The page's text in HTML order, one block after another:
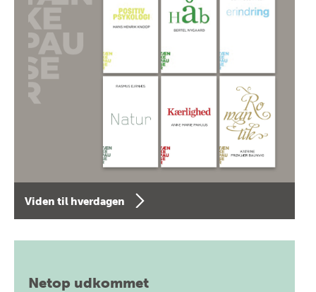
Viden til hverdagen
Netop udkommet